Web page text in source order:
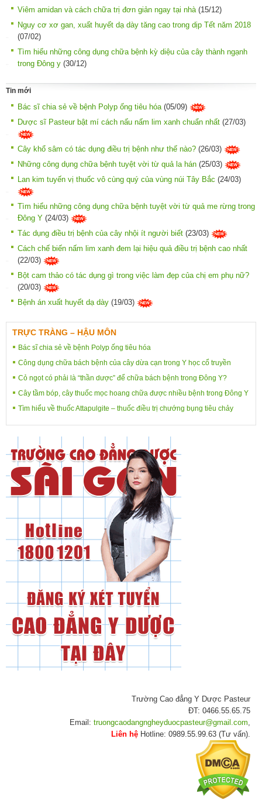
Viêm amidan và cách chữa trị đơn giản ngay tại nhà (15/12)
Nguy cơ xơ gan, xuất huyết dạ dày tăng cao trong dịp Tết năm 2018
(07/02)
Tìm hiểu những công dụng chữa bệnh kỳ diệu của cây thành ngạnh
trong Đông y (30/12)
Tin mới
Bác sĩ chia sẻ về bệnh Polyp ống tiêu hóa(05/09)
Dược sĩ Pasteur bật mí cách nấu nấm lim xanh chuẩn nhất (27/03)
Cây khổ sâm có tác dụng điều trị bệnh như thế nào? (26/03)
Những công dụng chữa bệnh tuyệt vời từ quả la hán (25/03)
Lan kim tuyến vị thuốc vô cùng quý của vùng núi Tây Bắc (24/03)
Tìm hiểu những công dụng chữa bệnh tuyệt vời từ quả me rừng trong
Đông Y (24/03)
Tác dụng điều trị bệnh của cây nhội ít người biết (23/03)
Cách chế biến nấm lim xanh đem lại hiệu quả điều trị bệnh cao nhất
(22/03)
Bột cam thảo có tác dụng gì trong việc làm đẹp của chị em phụ nữ?
(20/03)
Bệnh án xuất huyết dạ dày (19/03)
TRỰC TRÀNG – HẬU MÔN
Bác sĩ chia sẻ về bệnh Polyp ống tiêu hóa
Công dụng chữa bách bệnh của cây dừa cạn trong Y học cổ truyền
Cỏ ngọt có phải là “thần dược” để chữa bách bệnh trong Đông Y?
Cây tầm bóp, cây thuốc mọc hoang chữa được nhiều bệnh trong Đông Y
Tìm hiểu về thuốc Attapulgite – thuốc điều trị chướng bụng tiêu chảy
Trường Cao đẳng Y Dược Pasteur
ĐT: 0466.55.65.75
Email: truongcaodangngheyduocpasteur@gmail.com,
Liên hệ Hotline: 0989.55.99.63 (Tư vấn).